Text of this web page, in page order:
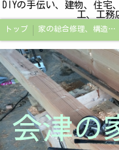
DIYの手伝い、建物、住宅
工、工務
トップ 家の総合修理、構造改修工事、小規模リホーム、補助金申請、会津若松市
会津の